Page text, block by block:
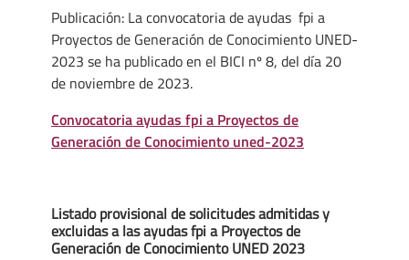
Publicación: La convocatoria de ayudas fpi a
Proyectos de Generación de Conocimiento UNED-
2023 se ha publicado en el BICI nº 8, del día 20
de noviembre de 2023.
Convocatoria ayudas fpi a Proyectos de
Generación de Conocimiento uned-2023
Listado provisional de solicitudes admitidas y
excluidas a las ayudas fpi a Proyectos de
Generación de Conocimiento UNED 2023